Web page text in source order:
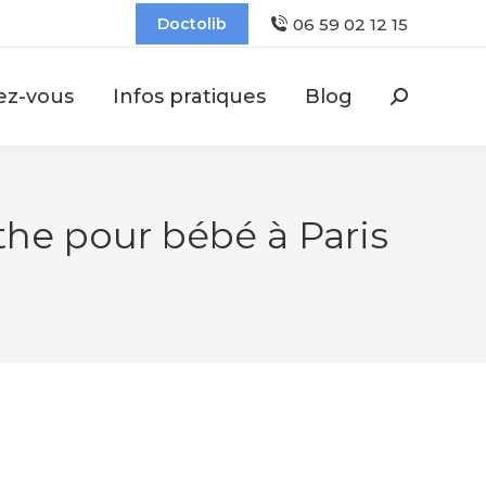
Doctolib 06 59 02 12 15
vous Infos pratiques Blog
pour bébé à Paris